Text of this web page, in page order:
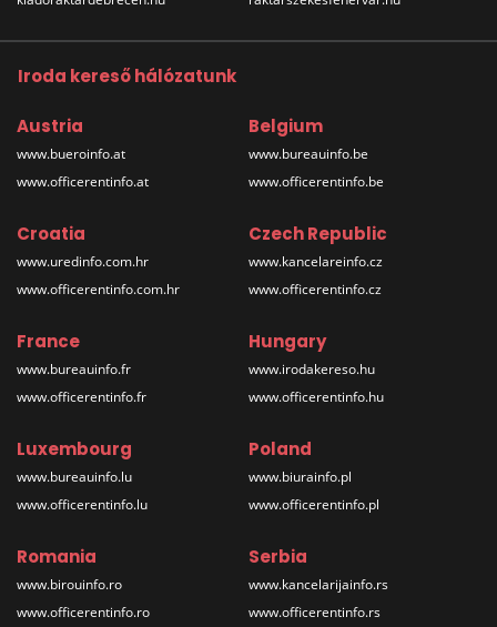
Iroda kereső hálózatunk
Austria
www.bueroinfo.at
www.officerentinfo.at
Belgium
www.bureauinfo.be
www.officerentinfo.be
Croatia
www.uredinfo.com.hr
www.officerentinfo.com.hr
Czech Republic
www.kancelareinfo.cz
www.officerentinfo.cz
France
www.bureauinfo.fr
www.officerentinfo.fr
Hungary
www.irodakereso.hu
www.officerentinfo.hu
Luxembourg
www.bureauinfo.lu
www.officerentinfo.lu
Poland
www.biurainfo.pl
www.officerentinfo.pl
Romania
www.birouinfo.ro
www.officerentinfo.ro
Serbia
www.kancelarijainfo.rs
www.officerentinfo.rs